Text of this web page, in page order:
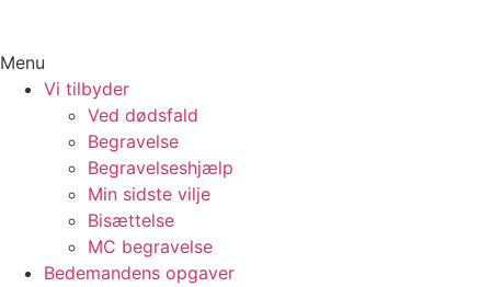
Menu
Vi tilbyder
Ved dødsfald
Begravelse
Begravelseshjælp
Min sidste vilje
Bisættelse
MC begravelse
Bedemandens opgaver